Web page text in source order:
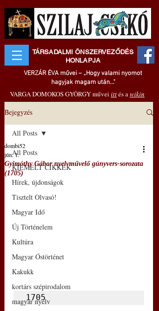
TÁRSADALMI ÖNSZERVEZŐDÉS
HONLAPJA
VERZÁR ÉVA művei – „Hogy valami nyomot
hagyjak magam után..."
VARGA DOMOKOS GYÖRGY művei ittés awikin
Bejegyzés
All Posts
KIEMELT CIKKEK
Hírek, újdonságok
Tisztelt Olvasó!
Magyar Idő
Új Történelem
Kultúra
Magyar Őstörténet
Kakukk
kortárs szépirodalom
magyar nyelv
All Posts
Gyimóthy Gábor nyelvművelő gúnyvers-sorozata
(1705)
dombi52
jún. 1.
1705